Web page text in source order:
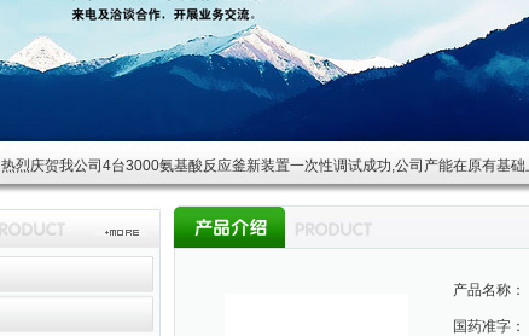
热烈庆贺我公司4台3000氨基酸反应釜新装置一次性调试成功,公司产能在原有基
产品名称：
国药准字：